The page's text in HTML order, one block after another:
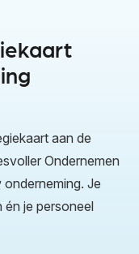
aan de
Ondernemen
Je
én je personeel